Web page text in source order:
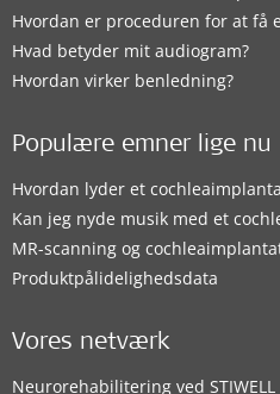
Hvordan er proceduren for at få
Hvad betyder mit audiogram?
Hvordan virker benledning?
Populære emner lige nu
Hvordan lyder et
Kan jeg nyde musik med et
MR-scanning og
Produktpålidelighedsdata
Vores netværk
Neurorehabilitering ved STIWELL